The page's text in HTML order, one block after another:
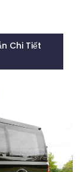
Chi Tiết